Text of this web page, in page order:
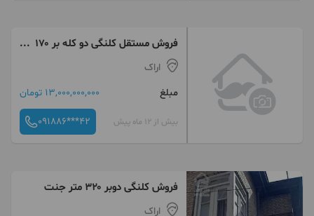
فروش مستقل کلنگی دو کله بر ۱۷۰
متر اوحدی
اراک
مبلغ
13,000,000,000 تومان
بیش از 12 ماه پیش 091886***42
فروش کلنگی دوبر ۳۲۰ متر جنت
اراک